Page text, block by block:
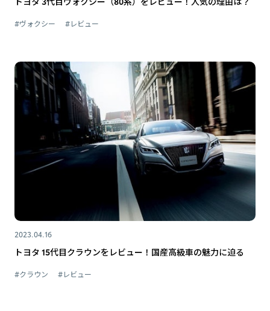
#ヴォクシー #レビュー
2023.04.16
トヨタ 15代目クラウンをレビュー！国産高級車の魅力に迫る
#クラウン #レビュー